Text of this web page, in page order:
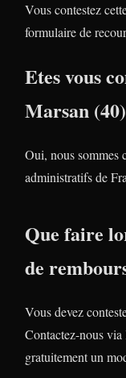
Vous contestez
formulaire de
Etes vous
Marsan
Oui, nous sommes
administratifs de
Que faire
de
Vous devez
Contactez-nous
gratuitement un